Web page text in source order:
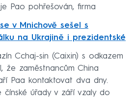
Pao pohřešován, firma
v Mnichově sešel s
na Ukrajině i prezidentské
Cchaj-sin (Caixin) s odkazem
že zaměstnancům China
Paa kontaktovat dva dny.
čínské úřady v září vzaly do